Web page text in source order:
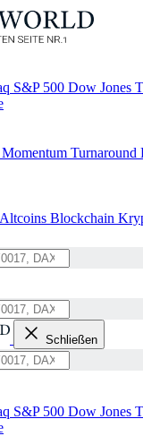
S&P 500 Dow Jones
Turnaround
Blockchain
Schließen
S&P 500 Dow Jones